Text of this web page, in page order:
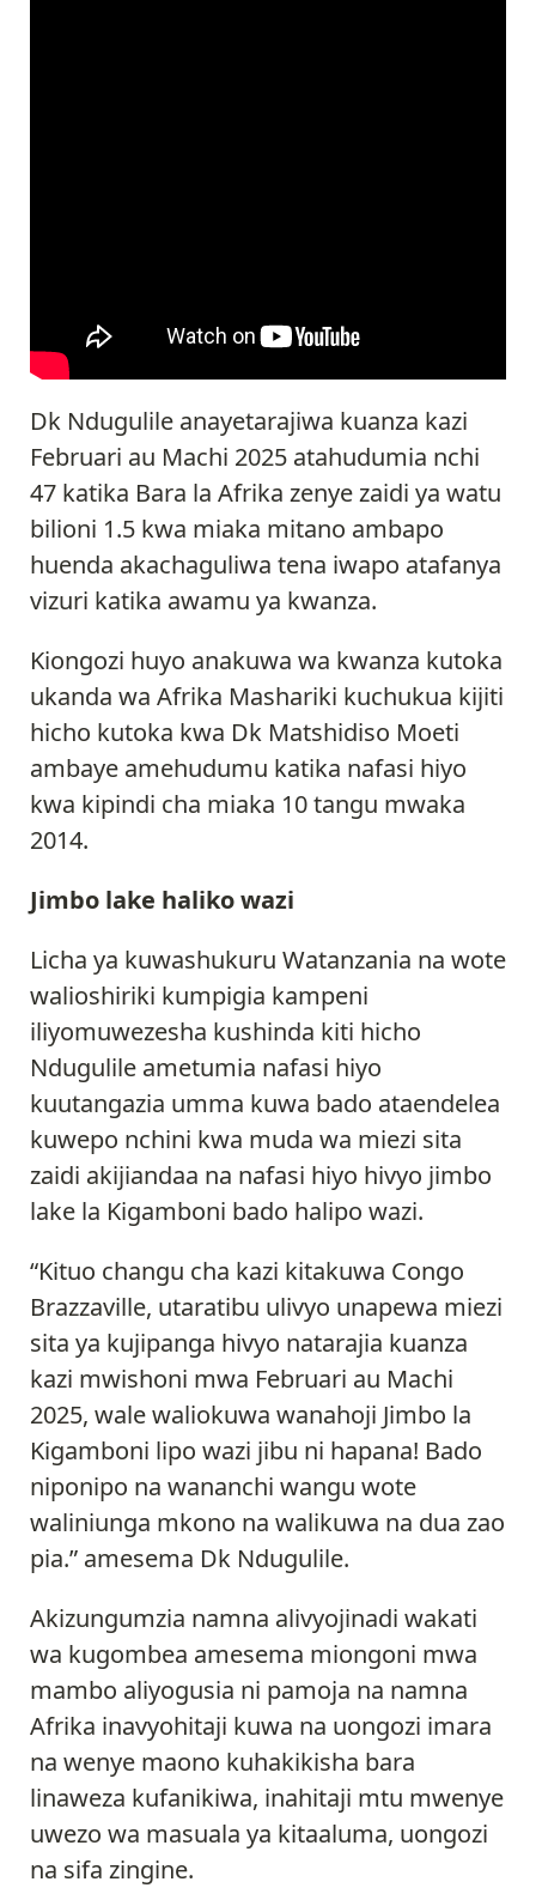
Dk Ndugulile anayetarajiwa kuanza kazi
Februari au Machi 2025 atahudumia nchi
47 katika Bara la Afrika zenye zaidi ya watu
bilioni 1.5 kwa miaka mitano ambapo
huenda akachaguliwa tena iwapo atafanya
vizuri katika awamu ya kwanza.
Kiongozi huyo anakuwa wa kwanza kutoka
ukanda wa Afrika Mashariki kuchukua kijiti
hicho kutoka kwa Dk Matshidiso Moeti
ambaye amehudumu katika nafasi hiyo
kwa kipindi cha miaka 10 tangu mwaka
2014.
Jimbo lake haliko wazi
Licha ya kuwashukuru Watanzania na wote
walioshiriki kumpigia kampeni
iliyomuwezesha kushinda kiti hicho
Ndugulile ametumia nafasi hiyo
kuutangazia umma kuwa bado ataendelea
kuwepo nchini kwa muda wa miezi sita
zaidi akijiandaa na nafasi hiyo hivyo jimbo
lake la Kigamboni bado halipo wazi.
“Kituo changu cha kazi kitakuwa Congo
Brazzaville, utaratibu ulivyo unapewa miezi
sita ya kujipanga hivyo natarajia kuanza
kazi mwishoni mwa Februari au Machi
2025, wale waliokuwa wanahoji Jimbo la
Kigamboni lipo wazi jibu ni hapana! Bado
niponipo na wananchi wangu wote
waliniunga mkono na walikuwa na dua zao
pia.” amesema Dk Ndugulile.
Akizungumzia namna alivyojinadi wakati
wa kugombea amesema miongoni mwa
mambo aliyogusia ni pamoja na namna
Afrika inavyohitaji kuwa na uongozi imara
na wenye maono kuhakikisha bara
linaweza kufanikiwa, inahitaji mtu mwenye
uwezo wa masuala ya kitaaluma, uongozi
na sifa zingine.